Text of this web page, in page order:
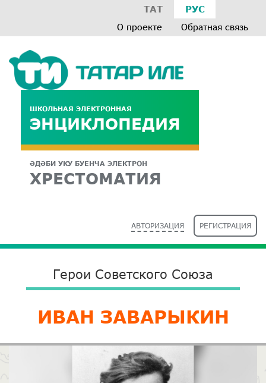
ТАТ РУС
О проекте Обратная связь
ШКОЛЬНАЯ ЭЛЕКТРОННАЯ
ЭНЦИКЛОПЕДИЯ
ӘДӘБИ УКУ БУЕНЧА ЭЛЕКТРОН
ХРЕСТОМАТИЯ
АВТОРИЗАЦИЯ РЕГИСТРАЦИЯ
Герои Советского Союза
ИВАН ЗАВАРЫКИН